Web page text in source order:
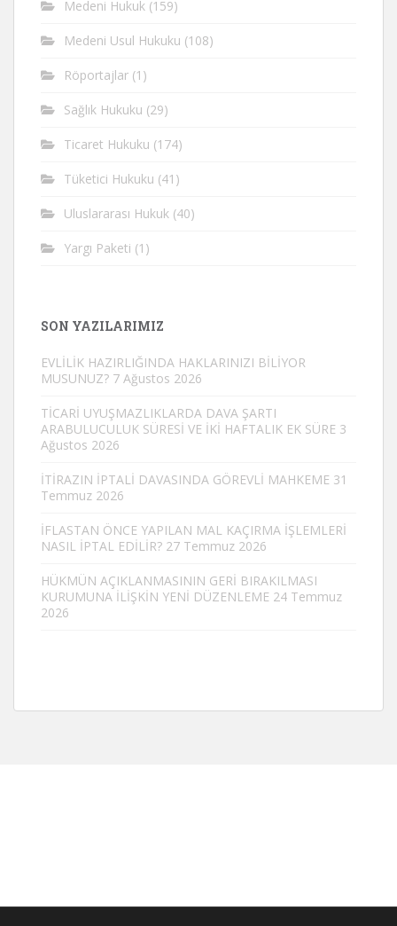
Medeni Hukuk (159)
Medeni Usul Hukuku (108)
Röportajlar (1)
Sağlık Hukuku (29)
Ticaret Hukuku (174)
Tüketici Hukuku (41)
Uluslararası Hukuk (40)
Yargı Paketi (1)
SON YAZILARIMIZ
EVLİLİK HAZIRLIĞINDA HAKLARINIZI BİLİYOR
MUSUNUZ? 7 Ağustos 2026
TİCARİ UYUŞMAZLIKLARDA DAVA ŞARTI
ARABULUCULUK SÜRESİ VE İKİ HAFTALIK EK SÜRE 3
Ağustos 2026
İTİRAZIN İPTALİ DAVASINDA GÖREVLİ MAHKEME 31
Temmuz 2026
İFLASTAN ÖNCE YAPILAN MAL KAÇIRMA İŞLEMLERİ
NASIL İPTAL EDİLİR? 27 Temmuz 2026
HÜKMÜN AÇIKLANMASININ GERİ BIRAKILMASI
KURUMUNA İLİŞKİN YENİ DÜZENLEME 24 Temmuz
2026